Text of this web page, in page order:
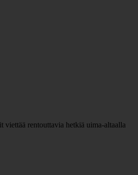
viettää rentouttavia hetkiä uima-altaalla